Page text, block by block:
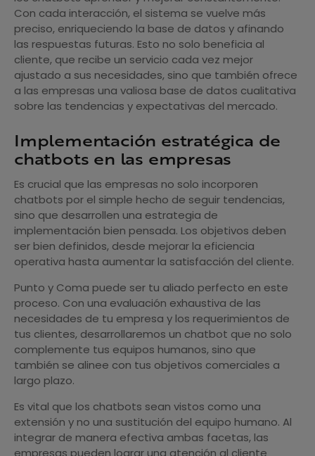
Con cada interacción, el sistema se vuelve más
preciso, enriqueciendo la base de datos y afinando
las respuestas futuras. Esto no solo beneficia al
cliente, que recibe un servicio cada vez mejor
ajustado a sus necesidades, sino que también ofrece
a las empresas una valiosa base de datos cualitativa
sobre las tendencias y expectativas del mercado.
Implementación estratégica de
chatbots en las empresas
Es crucial que las empresas no solo incorporen
chatbots por el simple hecho de seguir tendencias,
sino que desarrollen una estrategia de
implementación bien pensada. Los objetivos deben
ser bien definidos, desde mejorar la eficiencia
operativa hasta aumentar la satisfacción del cliente.
Punto y Coma puede ser tu aliado perfecto en este
proceso. Con una evaluación exhaustiva de las
necesidades de tu empresa y los requerimientos de
tus clientes, desarrollaremos un chatbot que no solo
complemente tus equipos humanos, sino que
también se alinee con tus objetivos comerciales a
largo plazo.
Es vital que los chatbots sean vistos como una
extensión y no una sustitución del equipo humano. Al
integrar de manera efectiva ambas facetas, las
empresas pueden lograr una atención al cliente